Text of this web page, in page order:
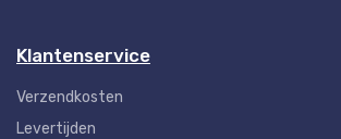
Klantenservice
Verzendkosten
Levertijden